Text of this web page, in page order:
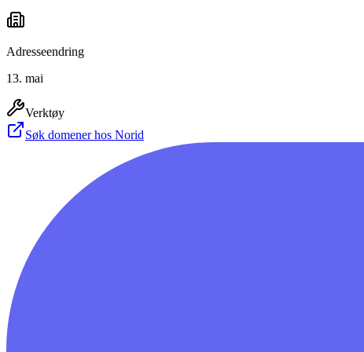
Adresseendring
13. mai
Verktøy
Søk domener hos Norid